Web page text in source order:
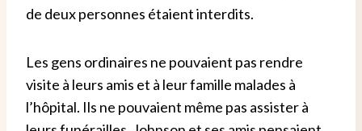
de deux personnes étaient interdits.
Les gens ordinaires ne pouvaient pas rendre
visite à leurs amis et à leur famille malades à
l’hôpital. Ils ne pouvaient même pas assister à